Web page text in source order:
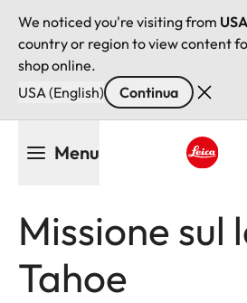
We noticed you're visiting from USA
country or region to view content
shop online.
USA (English)
Continua
Menu
Missione sul
Tahoe